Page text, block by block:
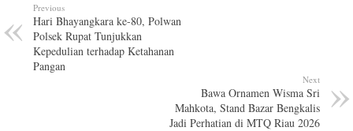
Previous
Hari Bhayangkara ke-80, Polwan
Polsek Rupat Tunjukkan
Kepedulian terhadap Ketahanan
Pangan
Next
Bawa Ornamen Wisma Sri
Mahkota, Stand Bazar Bengkalis
Jadi Perhatian di MTQ Riau 2026